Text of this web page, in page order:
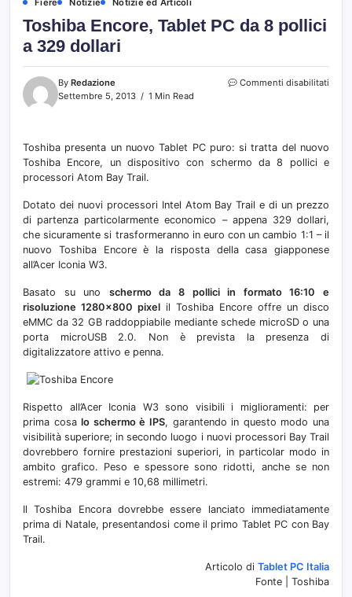
Toshiba Encore, Tablet PC da 8 pollici
a 329 dollari
By Redazione
Settembre 5, 2013
1 Min Read
Commenti disabilitati
8
Toshiba presenta un nuovo Tablet PC puro: si tratta del nuovo
Toshiba Encore, un dispositivo con schermo da 8 pollici e
processori Atom Bay Trail.
Dotato dei nuovi processori Intel Atom Bay Trail e di un prezzo
di partenza particolarmente economico – appena 329 dollari,
che sicuramente si trasformeranno in euro con un cambio 1:1 – il
nuovo Toshiba Encore è la risposta della casa giapponese
all’Acer Iconia W3.
Basato su uno schermo da 8 pollici in formato 16:10 e
risoluzione 1280×800 pixel il Toshiba Encore offre un disco
eMMC da 32 GB raddoppiabile mediante schede microSD o una
porta microUSB 2.0. Non è prevista la presenza di
digitalizzatore attivo e penna.
Rispetto all’Acer Iconia W3 sono visibili i miglioramenti: per
prima cosalo schermo è IPS, garantendo in questo modo una
visibilità superiore; in secondo luogo i nuovi processori Bay Trail
dovrebbero fornire prestazioni superiori, in particolar modo in
ambito grafico. Peso e spessore sono ridotti, anche se non
estremi: 479 grammi e 10,68 millimetri.
Il Toshiba Encora dovrebbe essere lanciato immediatamente
prima di Natale, presentandosi come il primo Tablet PC con Bay
Trail.
Articolo di Tablet PC Italia
Fonte | Toshiba